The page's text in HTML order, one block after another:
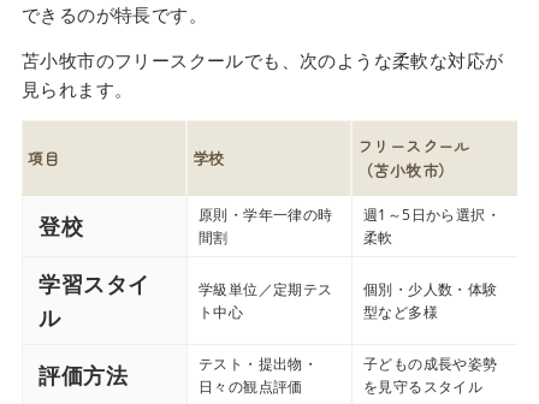
できるのが特長です。
苫小牧市のフリースクールでも、次のような柔軟な対応が
見られます。
項目 学校
フリースクール
（苫小牧市）
登校
原則・学年一律の時
間割
週1～5日から選択・
柔軟
学習スタイ
ル
学級単位／定期テス
ト中心
個別・少人数・体験
型など多様
評価方法
テスト・提出物・
日々の観点評価
子どもの成長や姿勢
を見守るスタイル